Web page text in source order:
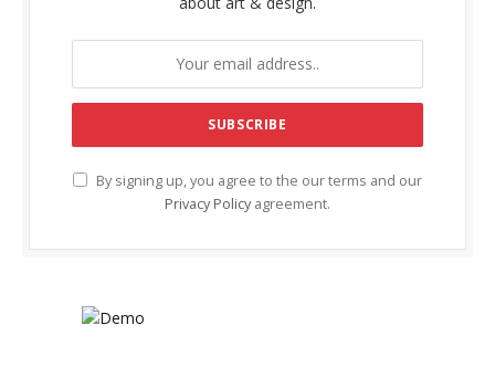
By signing up, you agree to the our terms and our
Privacy Policy agreement.